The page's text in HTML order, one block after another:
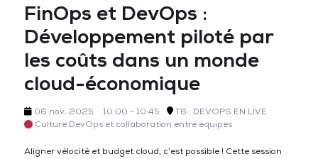
FinOps et DevOps :
Développement piloté par
les coûts dans un monde
cloud-économique
06 nov. 2025 10:00 - 10:45
T6 : DEVOPS EN LIVE
Culture DevOps et collaboration entre équipes
Aligner vélocité et budget cloud, c’est possible ! Cette session